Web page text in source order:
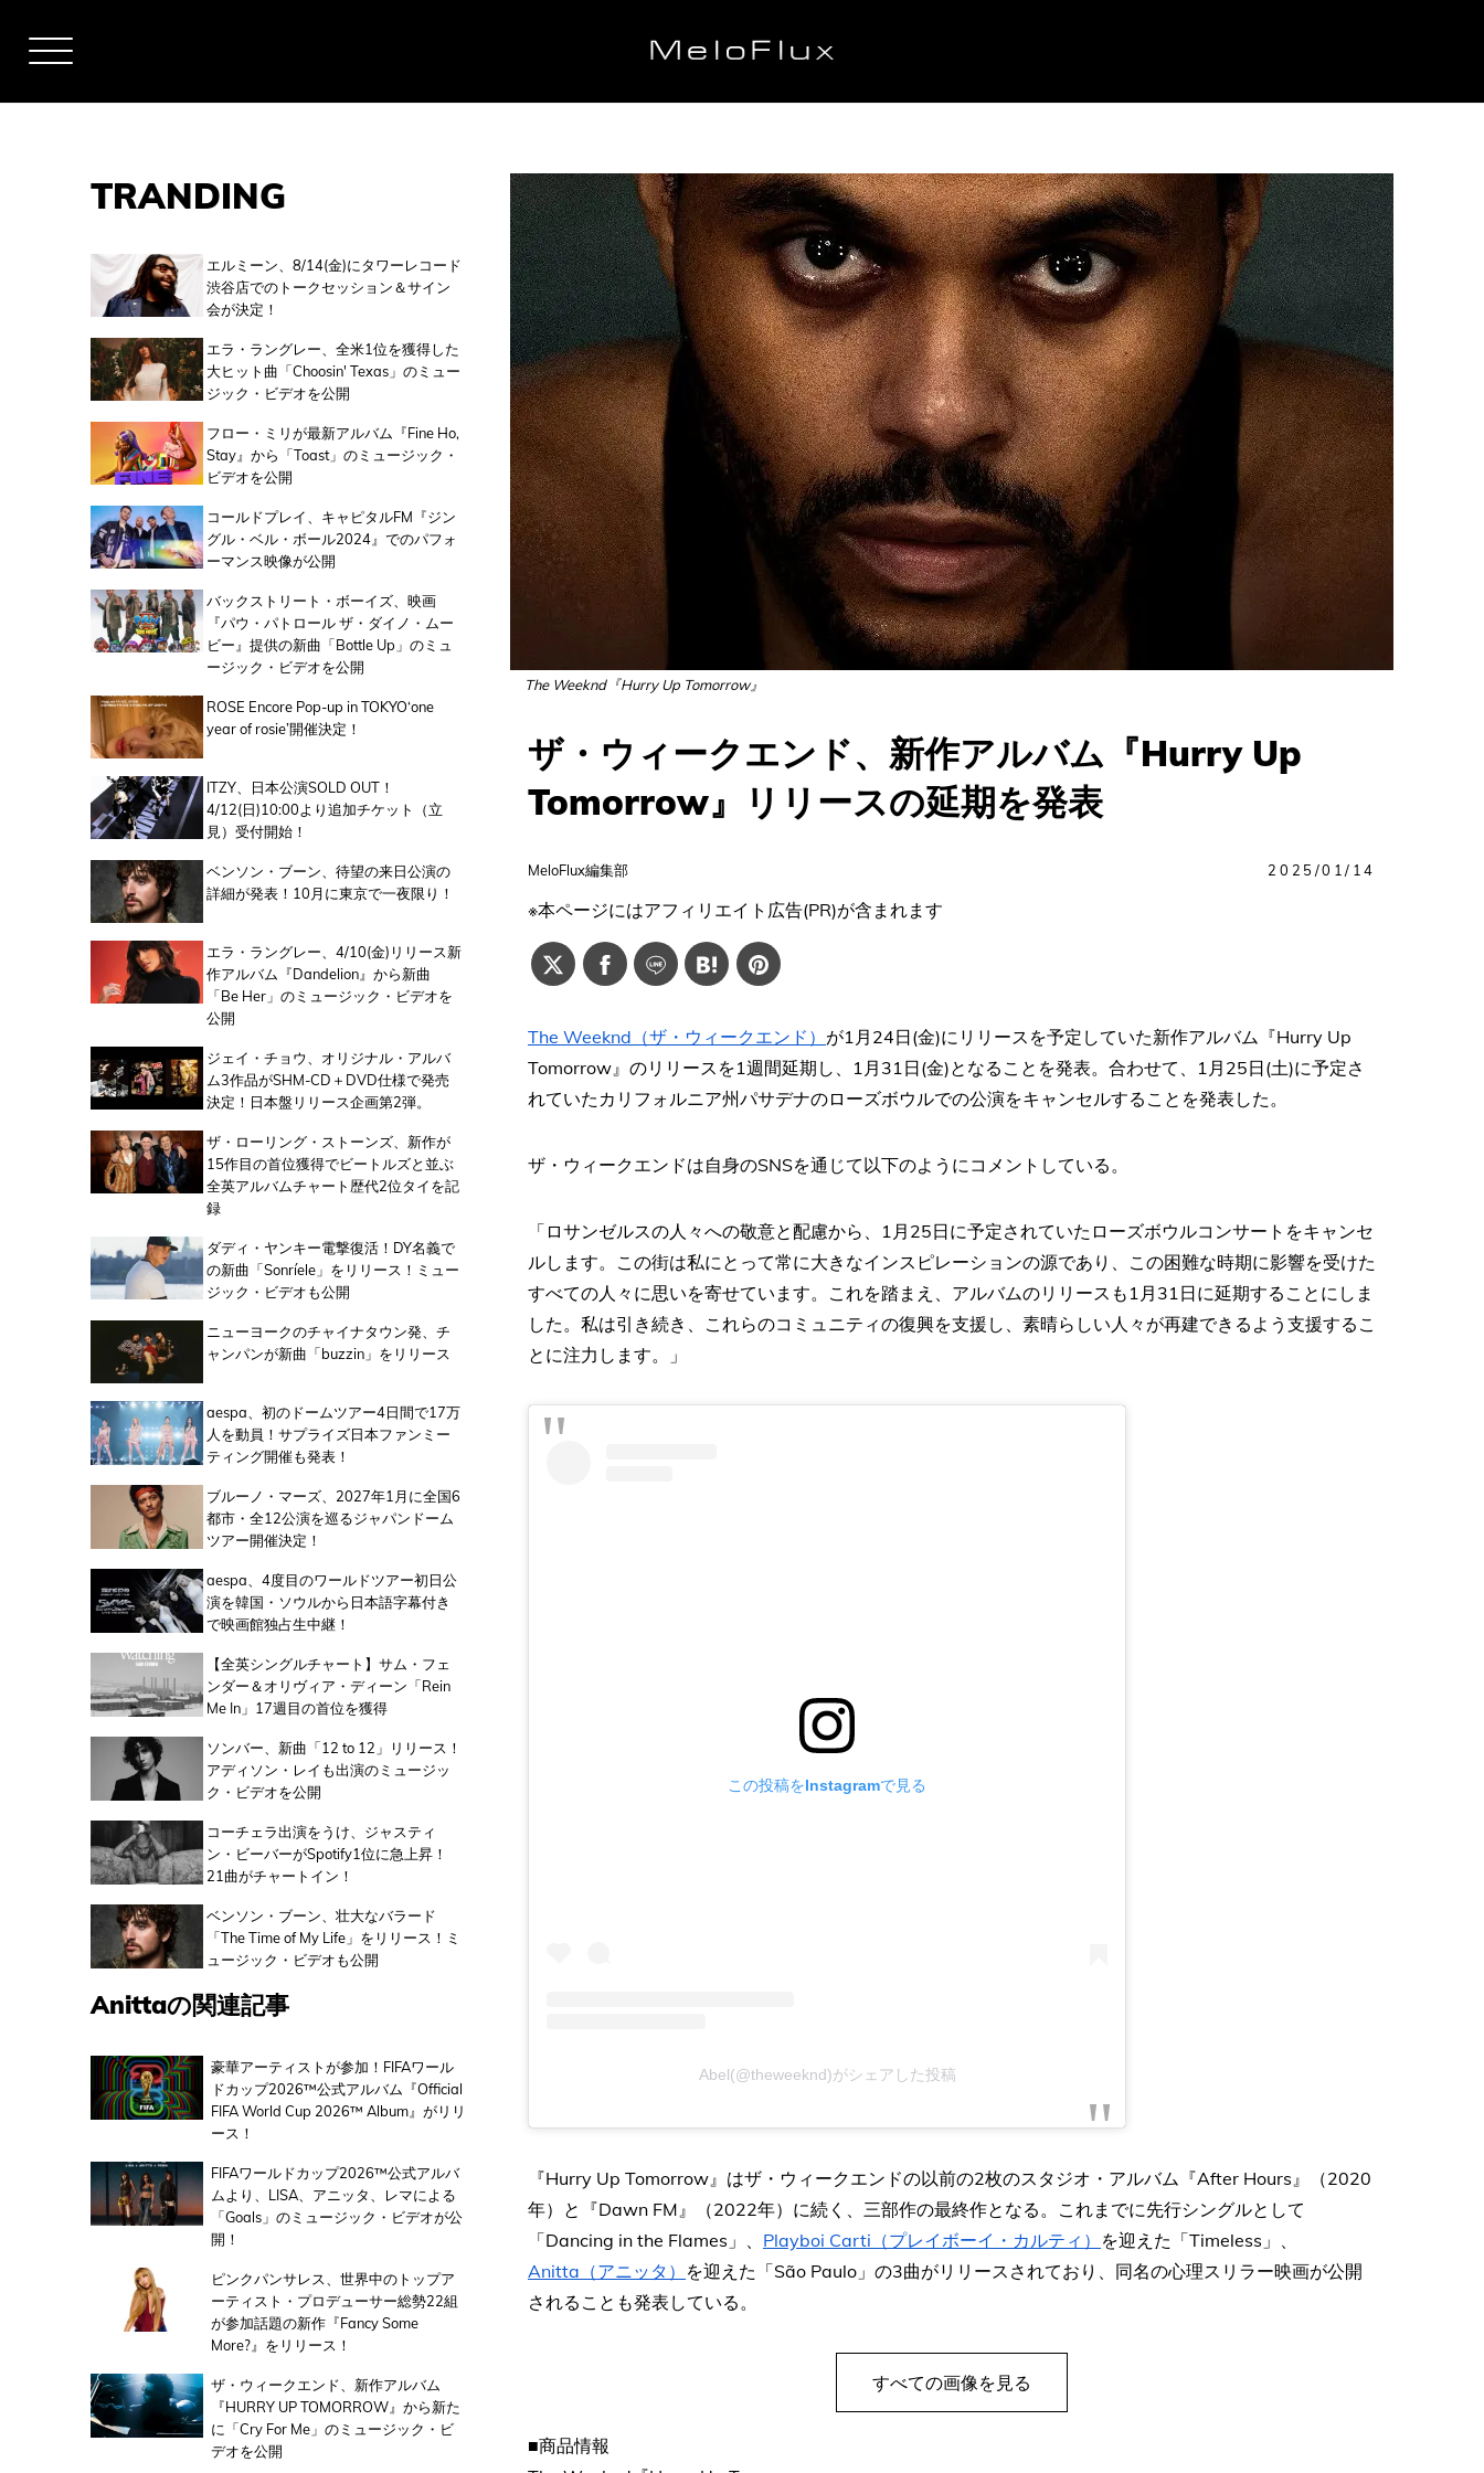
The Weeknd『Hurry Up Tomorrow』
ザ・ウィークエンド、新作アルバム『Hurry Up
Tomorrow』リリースの延期を発表
MeloFlux編集部 2025/01/14
※本ページにはアフィリエイト広告(PR)が含まれます
The Weeknd（ザ・ウィークエンド） が1月24日(金)にリリースを予定していた新作アルバム『Hurry Up
Tomorrow』のリリースを1週間延期し、1月31日(金)となることを発表。合わせて、1月25日(土)に予定さ
れていたカリフォルニア州パサデナのローズボウルでの公演をキャンセルすることを発表した。
ザ・ウィークエンドは自身のSNSを通じて以下のようにコメントしている。
「ロサンゼルスの人々への敬意と配慮から、1月25日に予定されていたローズボウルコンサートをキャンセ
ルします。この街は私にとって常に大きなインスピレーションの源であり、この困難な時期に影響を受けた
すべての人々に思いを寄せています。これを踏まえ、アルバムのリリースも1月31日に延期することにしま
した。私は引き続き、これらのコミュニティの復興を支援し、素晴らしい人々が再建できるよう支援するこ
とに注力します。」
この投稿をInstagramで見る
Abel(@theweeknd)がシェアした投稿
『Hurry Up Tomorrow』はザ・ウィークエンドの以前の2枚のスタジオ・アルバム『After Hours』（2020
年）と『Dawn FM』（2022年）に続く、三部作の最終作となる。これまでに先行シングルとして
「Dancing in the Flames」、 Playboi Carti（プレイボーイ・カルティ） を迎えた「Timeless」、
Anitta（アニッタ） を迎えた「São Paulo」の3曲がリリースされており、同名の心理スリラー映画が公開
されることも発表している。
すべての画像を見る
■商品情報
TRANDING
エルミーン、8/14(金)にタワーレコード
渋谷店でのトークセッション＆サイン
会が決定！
エラ・ラングレー、全米1位を獲得した
大ヒット曲「Choosin' Texas」のミュー
ジック・ビデオを公開
フロー・ミリが最新アルバム『Fine Ho,
Stay』から「Toast」のミュージック・
ビデオを公開
コールドプレイ、キャピタルFM『ジン
グル・ベル・ボール2024』でのパフォ
ーマンス映像が公開
バックストリート・ボーイズ、映画
『パウ・パトロール ザ・ダイノ・ムー
ビー』提供の新曲「Bottle Up」のミュ
ージック・ビデオを公開
ROSE Encore Pop-up in TOKYO‘one
year of rosie’開催決定！
ITZY、日本公演SOLD OUT！
4/12(日)10:00より追加チケット（立
見）受付開始！
ベンソン・ブーン、待望の来日公演の
詳細が発表！10月に東京で一夜限り！
エラ・ラングレー、4/10(金)リリース新
作アルバム『Dandelion』から新曲
「Be Her」のミュージック・ビデオを
公開
ジェイ・チョウ、オリジナル・アルバ
ム3作品がSHM-CD＋DVD仕様で発売
決定！日本盤リリース企画第2弾。
ザ・ローリング・ストーンズ、新作が
15作目の首位獲得でビートルズと並ぶ
全英アルバムチャート歴代2位タイを記
録
ダディ・ヤンキー電撃復活！DY名義で
の新曲「Sonríele」をリリース！ミュー
ジック・ビデオも公開
ニューヨークのチャイナタウン発、チ
ャンパンが新曲「buzzin」をリリース
aespa、初のドームツアー4日間で17万
人を動員！サプライズ日本ファンミー
ティング開催も発表！
ブルーノ・マーズ、2027年1月に全国6
都市・全12公演を巡るジャパンドーム
ツアー開催決定！
aespa、4度目のワールドツアー初日公
演を韓国・ソウルから日本語字幕付き
で映画館独占生中継！
【全英シングルチャート】サム・フェ
ンダー＆オリヴィア・ディーン「Rein
Me In」17週目の首位を獲得
ソンバー、新曲「12 to 12」リリース！
アディソン・レイも出演のミュージッ
ク・ビデオを公開
コーチェラ出演をうけ、ジャスティ
ン・ビーバーがSpotify1位に急上昇！
21曲がチャートイン！
ベンソン・ブーン、壮大なバラード
「The Time of My Life」をリリース！ミ
ュージック・ビデオも公開
Anittaの関連記事
豪華アーティストが参加！FIFAワール
ドカップ2026™公式アルバム『Official
FIFA World Cup 2026™ Album』がリリ
ース！
FIFAワールドカップ2026™公式アルバ
ムより、LISA、アニッタ、レマによる
「Goals」のミュージック・ビデオが公
開！
ピンクパンサレス、世界中のトップア
ーティスト・プロデューサー総勢22組
が参加話題の新作『Fancy Some
More?』をリリース！
ザ・ウィークエンド、新作アルバム
『HURRY UP TOMORROW』から新た
に「Cry For Me」のミュージック・ビ
デオを公開